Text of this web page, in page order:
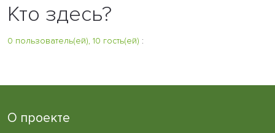
Кто здесь?
0 пользователь(ей), 10 гость(ей) :
О проекте